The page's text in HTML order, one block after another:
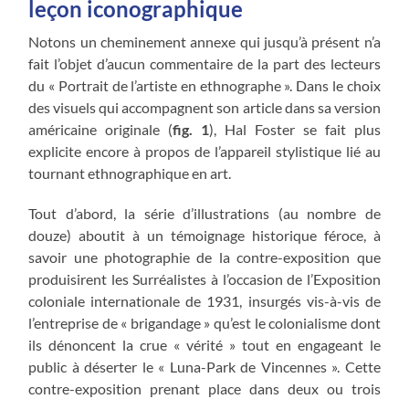
leçon iconographique
Notons un cheminement annexe qui jusqu’à présent n’a
fait l’objet d’aucun commentaire de la part des lecteurs
du « Portrait de l’artiste en ethnographe ». Dans le choix
des visuels qui accompagnent son article dans sa version
américaine originale (fig. 1), Hal Foster se fait plus
explicite encore à propos de l’appareil stylistique lié au
tournant ethnographique en art.
Tout d’abord, la série d’illustrations (au nombre de
douze) aboutit à un témoignage historique féroce, à
savoir une photographie de la contre-exposition que
produisirent les Surréalistes à l’occasion de l’Exposition
coloniale internationale de 1931, insurgés vis-à-vis de
l’entreprise de « brigandage » qu’est le colonialisme dont
ils dénoncent la crue « vérité » tout en engageant le
public à déserter le « Luna-Park de Vincennes ». Cette
contre-exposition prenant place dans deux ou trois